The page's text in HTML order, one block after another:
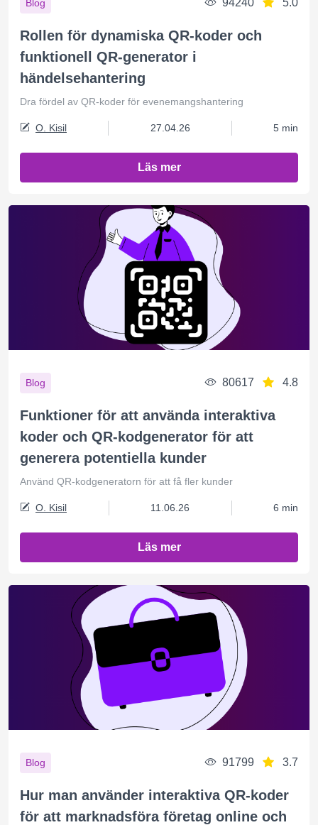
Blog 94240 5.0
Rollen för dynamiska QR-koder och
funktionell QR-generator i
händelsehantering
Dra fördel av QR-koder för evenemangshantering
O. Kisil 27.04.26 5 min
Läs mer
Blog 80617 4.8
Funktioner för att använda interaktiva
koder och QR-kodgenerator för att
generera potentiella kunder
Använd QR-kodgeneratorn för att få fler kunder
O. Kisil 11.06.26 6 min
Läs mer
Blog 91799 3.7
Hur man använder interaktiva QR-koder
för att marknadsföra företag online och